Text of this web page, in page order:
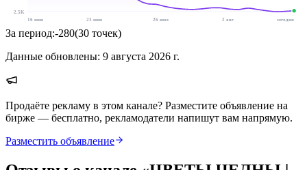
2.5K
16 июн
23 июн 26 июл 2 авг сегодня
За период:-280(30 точек)
Данные обновлены: 9 августа 2026 г.
Продаёте рекламу в этом канале? Разместите объявление на
бирже — бесплатно, рекламодатели напишут вам напрямую.
Разместить объявление